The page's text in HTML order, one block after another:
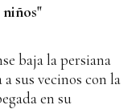
niños"
baja la persiana
sus vecinos con la
en su